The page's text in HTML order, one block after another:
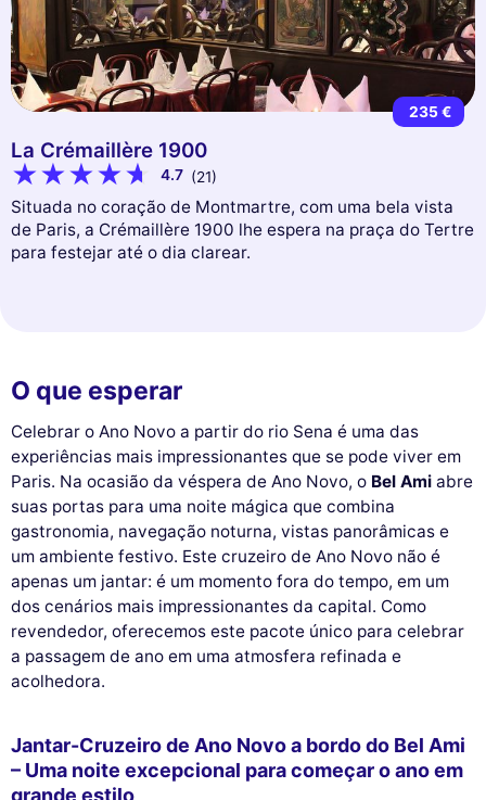
235 €
La Crémaillère 1900
4.7 (21)
Situada no coração de Montmartre, com uma bela vista
de Paris, a Crémaillère 1900 lhe espera na praça do Tertre
para festejar até o dia clarear.
O que esperar
Celebrar o Ano Novo a partir do rio Sena é uma das
experiências mais impressionantes que se pode viver em
Paris. Na ocasião da véspera de Ano Novo, o Bel Ami abre
suas portas para uma noite mágica que combina
gastronomia, navegação noturna, vistas panorâmicas e
um ambiente festivo. Este cruzeiro de Ano Novo não é
apenas um jantar: é um momento fora do tempo, em um
dos cenários mais impressionantes da capital. Como
revendedor, oferecemos este pacote único para celebrar
a passagem de ano em uma atmosfera refinada e
acolhedora.
Jantar-Cruzeiro de Ano Novo a bordo do Bel Ami
– Uma noite excepcional para começar o ano em
grande estilo